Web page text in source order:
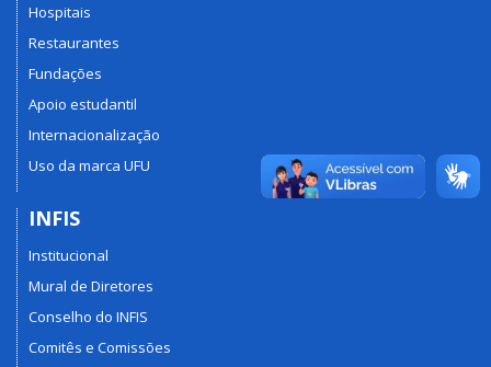
Hospitais
Restaurantes
Fundações
Apoio estudantil
Internacionalização
Uso da marca UFU
INFIS
Institucional
Mural de Diretores
Conselho do INFIS
Comitês e Comissões